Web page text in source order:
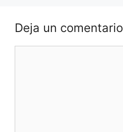
Deja un comentario